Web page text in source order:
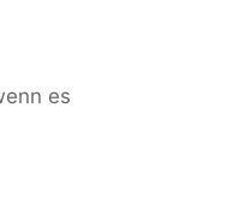
es